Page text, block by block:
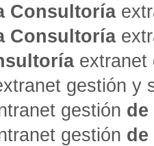
Consultoría
Consultoría
extranet
gestión y
gestión de
gestión de